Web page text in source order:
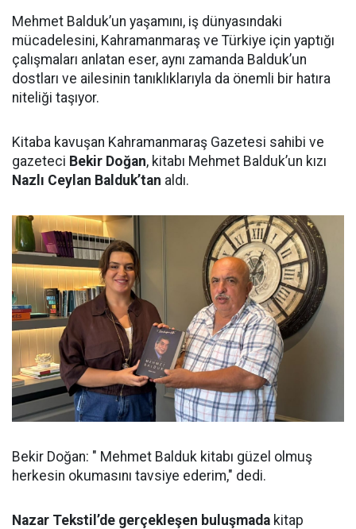
Mehmet Balduk’un yaşamını, iş dünyasındaki
mücadelesini, Kahramanmaraş ve Türkiye için yaptığı
çalışmaları anlatan eser, aynı zamanda Balduk’un
dostları ve ailesinin tanıklıklarıyla da önemli bir hatıra
niteliği taşıyor.
Kitaba kavuşan Kahramanmaraş Gazetesi sahibi ve
gazeteci Bekir Doğan, kitabı Mehmet Balduk’un kızı
Nazlı Ceylan Balduk’tan aldı.
Bekir Doğan: " Mehmet Balduk kitabı güzel olmuş
herkesin okumasını tavsiye ederim," dedi.
Nazar Tekstil’de gerçekleşen buluşmada kitap